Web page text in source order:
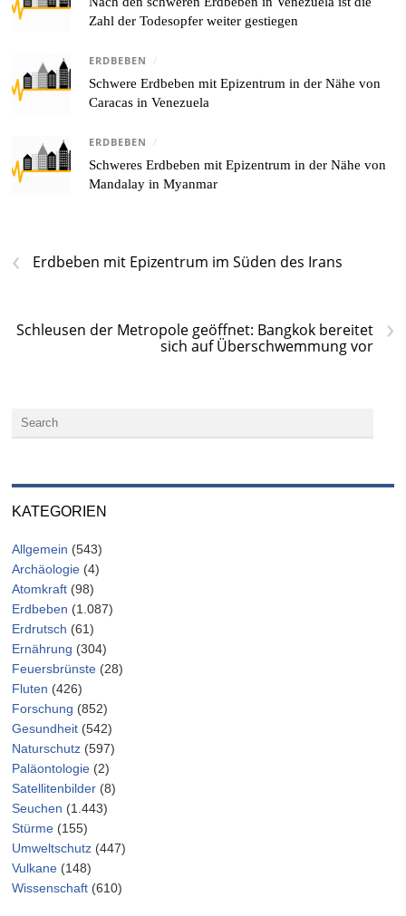
Zahl der Todesopfer weiter gestiegen
ERDBEBEN /
Schwere Erdbeben mit Epizentrum in der Nähe von
Caracas in Venezuela
ERDBEBEN /
Schweres Erdbeben mit Epizentrum in der Nähe von
Mandalay in Myanmar
‹ Erdbeben mit Epizentrum im Süden des Irans
›
Schleusen der Metropole geöffnet: Bangkok bereitet
sich auf Überschwemmung vor
KATEGORIEN
Allgemein (543)
Archäologie (4)
Atomkraft (98)
Erdbeben (1.087)
Erdrutsch (61)
Ernährung (304)
Feuersbrünste (28)
Fluten (426)
Forschung (852)
Gesundheit (542)
Naturschutz (597)
Paläontologie (2)
Satellitenbilder (8)
Seuchen (1.443)
Stürme (155)
Umweltschutz (447)
Vulkane (148)
Wissenschaft (610)